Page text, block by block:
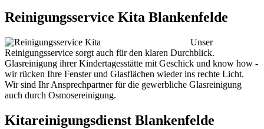
Reinigungsservice Kita Blankenfelde
Unser
Reinigungsservice sorgt auch für den klaren Durchblick.
Glasreinigung ihrer Kindertagesstätte mit Geschick und know how -
wir rücken Ihre Fenster und Glasflächen wieder ins rechte Licht.
Wir sind Ihr Ansprechpartner für die gewerbliche Glasreinigung
auch durch Osmosereinigung.
Kitareinigungsdienst Blankenfelde